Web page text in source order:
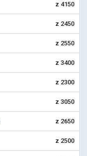
z 4150
z 2450
z 2550
z 3400
z 2300
z 3050
z 2650
z 2500